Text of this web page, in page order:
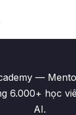
—
6.000+ học
AI.